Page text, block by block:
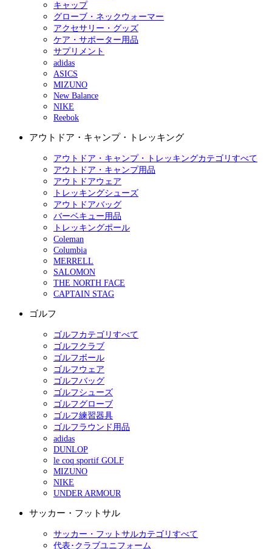
キャップ
グローブ・ネックウォーマー
アクセサリー・グッズ
ケア・サポーター用品
サプリメント
adidas
ASICS
MIZUNO
New Balance
NIKE
Reebok
アウトドア・キャンプ・トレッキング
アウトドア・キャンプ・トレッキングカテゴリすべて
アウトドア・キャンプ用品
アウトドアウェア
トレッキングシューズ
アウトドアバッグ
バーベキュー用品
トレッキングポール
Coleman
Columbia
MERRELL
SALOMON
THE NORTH FACE
CAPTAIN STAG
ゴルフ
ゴルフカテゴリすべて
ゴルフクラブ
ゴルフボール
ゴルフウェア
ゴルフバッグ
ゴルフシューズ
ゴルフグローブ
ゴルフ練習器具
ゴルフラウンド用品
adidas
DUNLOP
le coq sportif GOLF
MIZUNO
NIKE
UNDER ARMOUR
サッカー・フットサル
サッカー・フットサルカテゴリすべて
代表･クラブユニフォーム